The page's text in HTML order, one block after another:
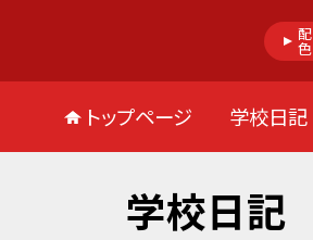
配色
トップページ 学校日記
学校日記